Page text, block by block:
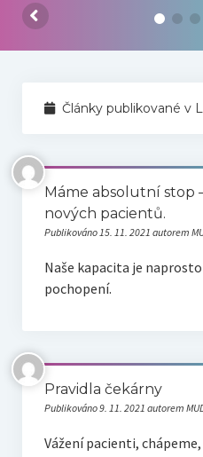
Náš tým
Odkazy
Články publikované v
Máme absolutní stop
nových pacientů.
Publikováno 15. 11. 2021 autorem
Naše kapacita je
pochopení.
Pravidla čekárny
Publikováno 9. 11. 2021 autorem
Vážení pacienti,